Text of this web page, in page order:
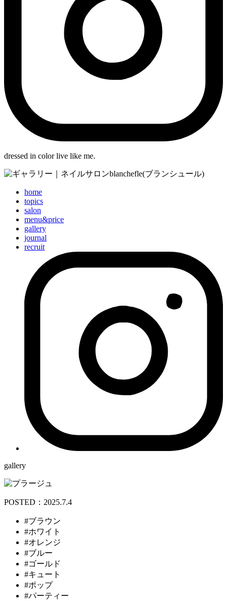
dressed in color live like me.
home
topics
salon
menu&price
gallery
journal
recruit
gallery
POSTED：2025.7.4
#ブラウン
#ホワイト
#オレンジ
#ブルー
#ゴールド
#キュート
#ポップ
#パーティー